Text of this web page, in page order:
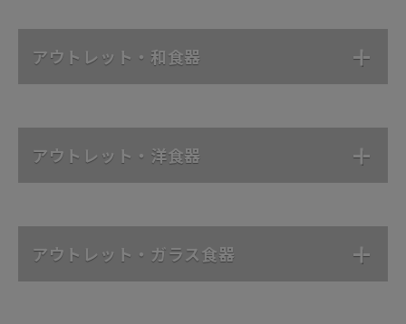
アウトレット・和食器
アウトレット・洋食器
アウトレット・ガラス食器